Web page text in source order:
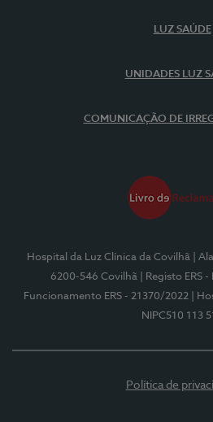
LUZ SAÚDE
UNIDADES LUZ
COMUNICAÇÃO DE
Hospital da Luz Clínica da Covilhã
|
6200-546 Covilhã
| Registo ERS
Funcionamento ERS - 21370/2022
|
NIPC510 113
Política de